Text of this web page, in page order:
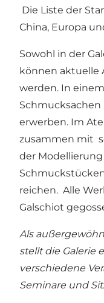
Die Liste der
China, Europa
Sowohl in der
können aktuelle
werden. In
erwerben. Im
zusammen mit
der
reichen. Alle
Galschiot
Als
stellt die Galerie
verschiedene
Seminare und